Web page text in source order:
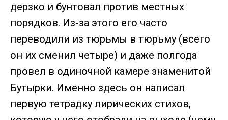
дерзко и бунтовал против местных
порядков. Из-за этого его часто
переводили из тюрьмы в тюрьму (всего
он их сменил четыре) и даже полгода
провел в одиночной камере знаменитой
Бутырки. Именно здесь он написал
первую тетрадку лирических стихов,